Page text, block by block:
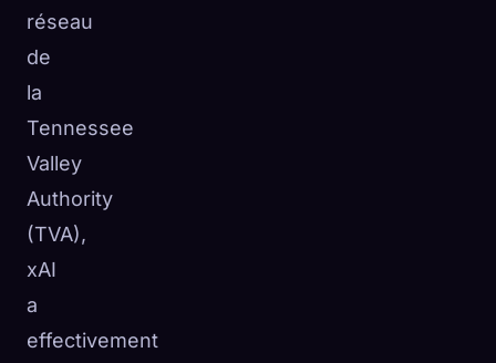
réseau
de
la
Tennessee
Valley
Authority
(TVA),
xAI
a
effectivement